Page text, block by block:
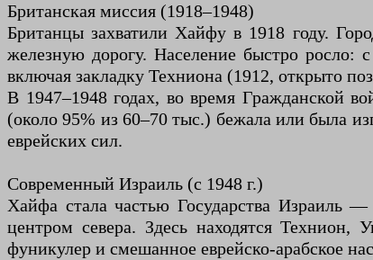
Британская миссия (1918–1948)
Британцы захватили Хайфу в 1918 году.
железную дорогу. Население быстро росло:
включая закладку Техниона (1912, открыто
В 1947–1948 годах, во время Гражданской
(около 95% из 60–70 тыс.) бежала или была
еврейских сил.
Современный Израиль (с 1948 г.)
Хайфа стала частью Государства
центром севера. Здесь находятся
фуникулер и смешанное еврейско-арабское